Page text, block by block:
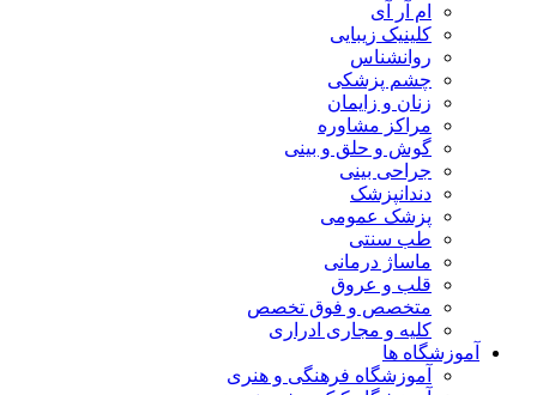
ام آر آی
کلینیک زیبایی
روانشناس
چشم پزشکی
زنان و زایمان
مراکز مشاوره
گوش و حلق و بینی
جراحی بینی
دندانپزشک
پزشک عمومی
طب سنتی
ماساژ درمانی
قلب و عروق
متخصص و فوق تخصص
کلیه و مجاری ادراری
آموزشگاه ها
آموزشگاه فرهنگی و هنری